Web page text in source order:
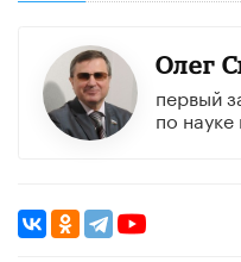
Олег
первый
по